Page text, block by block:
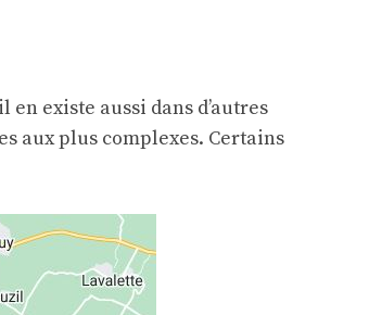
existe aussi dans d’autres
aux plus complexes. Certains